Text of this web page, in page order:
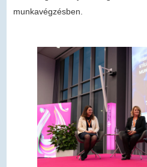
munkavégzésben.